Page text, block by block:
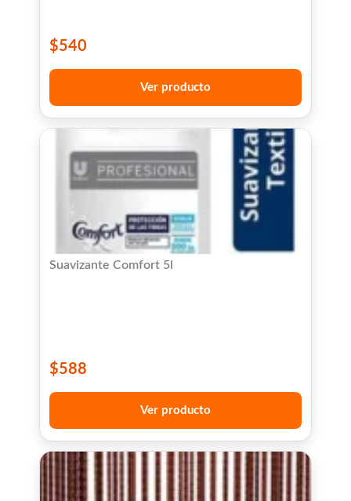
$540
Ver producto
Suavizante Comfort 5l
$588
Ver producto